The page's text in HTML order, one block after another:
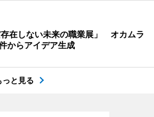
在しない未来の職業展」 オカムラ
からアイデア生成
っと見る